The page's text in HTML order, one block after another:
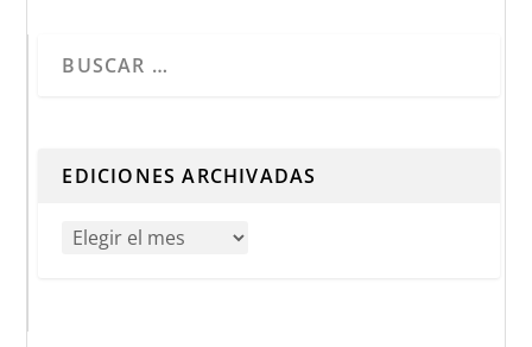
EDICIONES ARCHIVADAS